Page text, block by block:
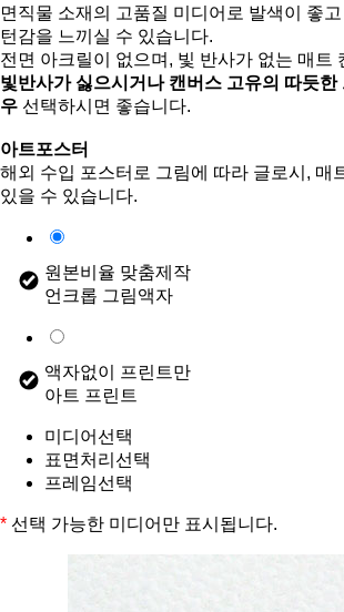
면직물 소재의 고품질 미디어로 발색이 좋
턴감을 느끼실 수 있습니다.
전면 아크릴이 없으며, 빛 반사가 없는 매트
빛반사가 싫으시거나 캔버스 고유의 따듯한
우 선택하시면 좋습니다.
아트포스터
해외 수입 포스터로 그림에 따라 글로시, 매
있을 수 있습니다.
원본비율 맞춤제작
언크롭 그림액자
액자없이 프린트만
아트 프린트
미디어선택
표면처리선택
프레임선택
* 선택 가능한 미디어만 표시됩니다.